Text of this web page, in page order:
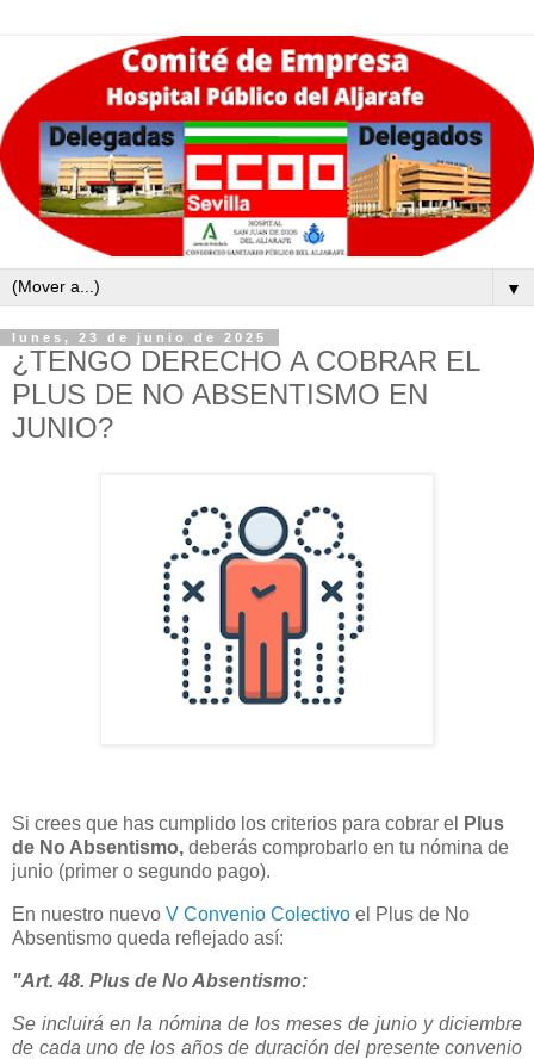
▼
lunes, 23 de junio de 2025
¿TENGO DERECHO A COBRAR EL
PLUS DE NO ABSENTISMO EN
JUNIO?
Si crees que has cumplido los criterios para cobrar el
Plus
de No Absentismo, deberás comprobarlo en tu nómina de
junio (primer o segundo pago).
En nuestro nuevo V Convenio Colectivo e l Plus de No
Absentismo queda reflejado así:
"Art. 48. Plus de No Absentismo:
Se incluirá en la nómina de los meses de junio y diciembre
de cada uno de los años de duración del presente convenio